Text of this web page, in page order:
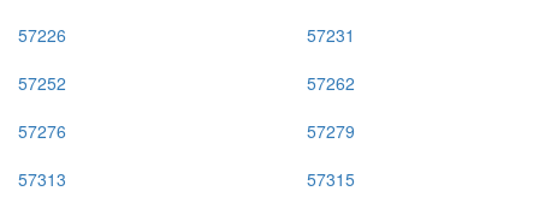
57226
57231
57252
57262
57276
57279
57313
57315